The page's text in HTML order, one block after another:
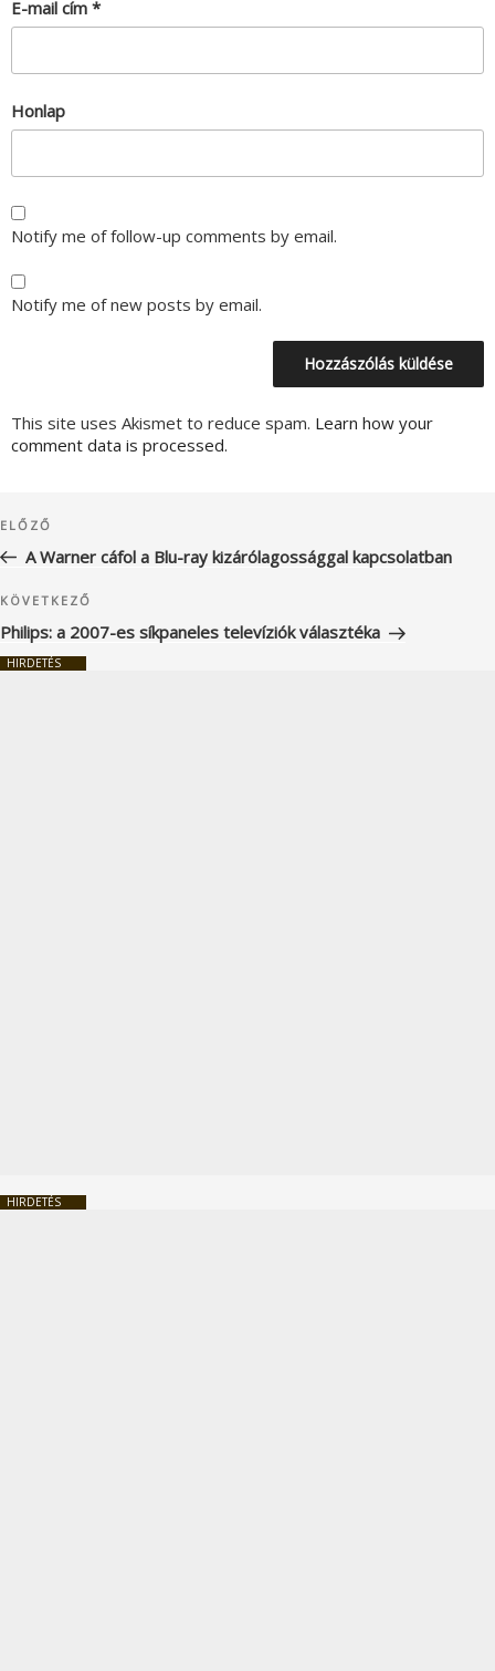
E-mail cím *
Honlap
Notify me of follow-up comments by email.
Notify me of new posts by email.
This site uses Akismet to reduce spam. Learn how your
comment data is processed.
navigáció
Korábbi
bejegyzés
ELŐZŐ
A Warner cáfol a Blu-ray kizárólagossággal kapcsolatban
Következő
bejegyzés
KÖVETKEZŐ
Philips: a 2007-es síkpaneles televíziók választéka
HIRDETÉS
HIRDETÉS